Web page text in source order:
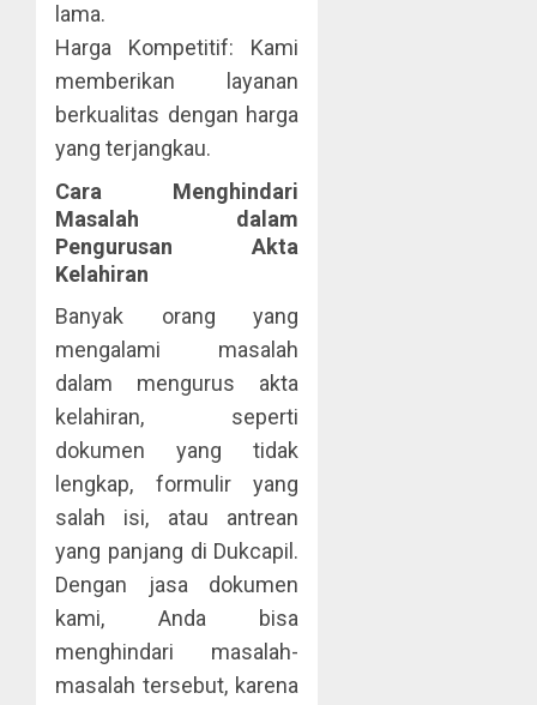
lama.
Harga Kompetitif: Kami
memberikan layanan
berkualitas dengan harga
yang terjangkau.
Cara Menghindari
Masalah dalam
Pengurusan Akta
Kelahiran
Banyak orang yang
mengalami masalah
dalam mengurus akta
kelahiran, seperti
dokumen yang tidak
lengkap, formulir yang
salah isi, atau antrean
yang panjang di Dukcapil.
Dengan jasa dokumen
kami, Anda bisa
menghindari masalah-
masalah tersebut, karena